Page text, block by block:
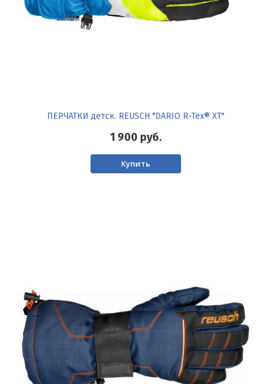
ПЕРЧАТКИ детск. REUSCH "DARIO R-Tex® XT"
1 900 руб.
Купить